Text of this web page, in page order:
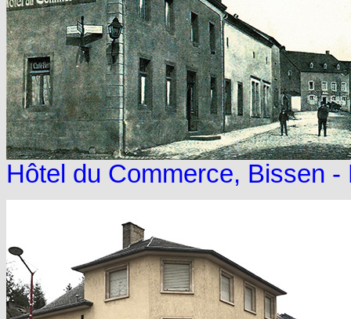
Hôtel du Commerce, Bissen -